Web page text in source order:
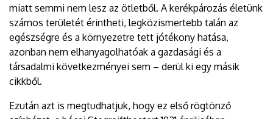
miatt semmi nem lesz az ötletből. A kerékpározás életünk
számos területét érintheti, legközismertebb talán az
egészségre és a környezetre tett jótékony hatása,
azonban nem elhanyagolhatóak a gazdasági és a
társadalmi következményei sem – derül ki egy másik
cikkből.
Ezután azt is megtudhatjuk, hogy ez első rögtönző